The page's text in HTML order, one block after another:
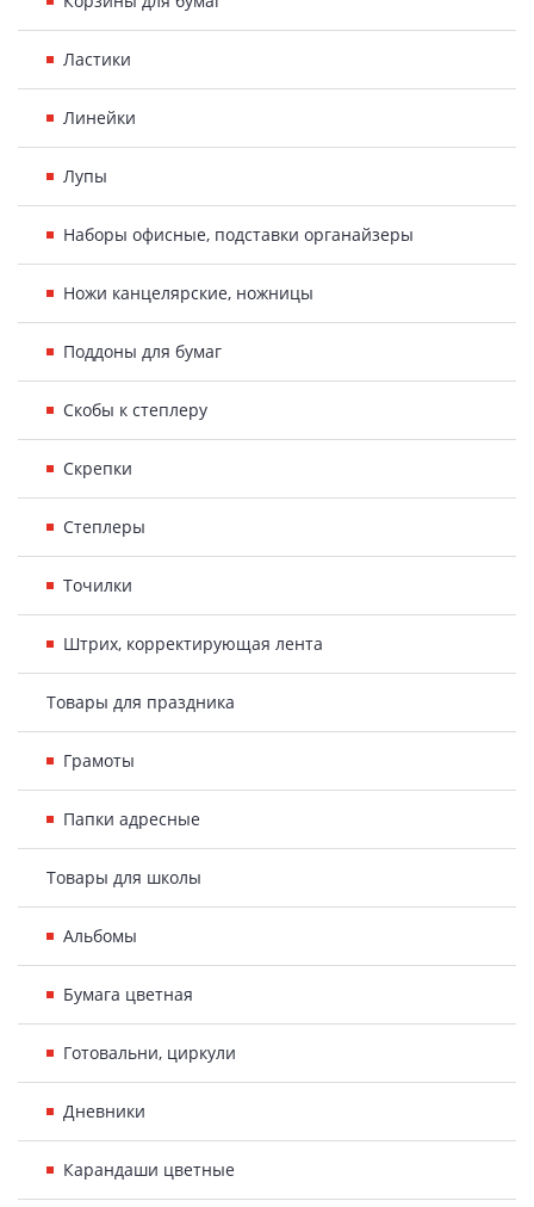
Ластики
Линейки
Лупы
Наборы офисные, подставки органайзеры
Ножи канцелярские, ножницы
Поддоны для бумаг
Скобы к степлеру
Скрепки
Степлеры
Точилки
Штрих, корректирующая лента
Товары для праздника
Грамоты
Папки адресные
Товары для школы
Альбомы
Бумага цветная
Готовальни, циркули
Дневники
Карандаши цветные